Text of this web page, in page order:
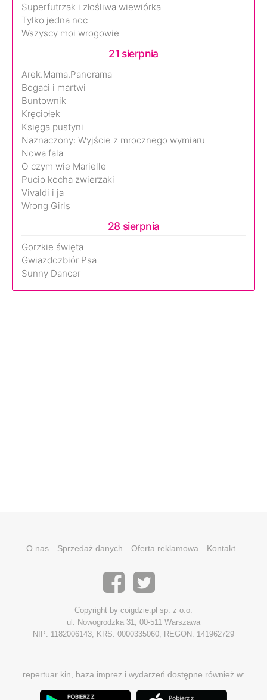
Superfutrzak i złośliwa wiewiórka
Tylko jedna noc
Wszyscy moi wrogowie
21 sierpnia
Arek.Mama.Panorama
Bogaci i martwi
Buntownik
Kręciołek
Księga pustyni
Naznaczony: Wyjście z mrocznego wymiaru
Nowa fala
O czym wie Marielle
Pucio kocha zwierzaki
Vivaldi i ja
Wrong Girls
28 sierpnia
Gorzkie święta
Gwiazdozbiór Psa
Sunny Dancer
O nas Sprzedaż danych Oferta reklamowa Kontakt
Copyright by coigdzie.pl sp. z o.o.
ul. Nowogrodzka 31, 00-511 Warszawa
NIP: 1182006143, KRS: 0000335060, REGON: 141962729
repertuar kin, baza imprez i wydarzeń dostępne również w: